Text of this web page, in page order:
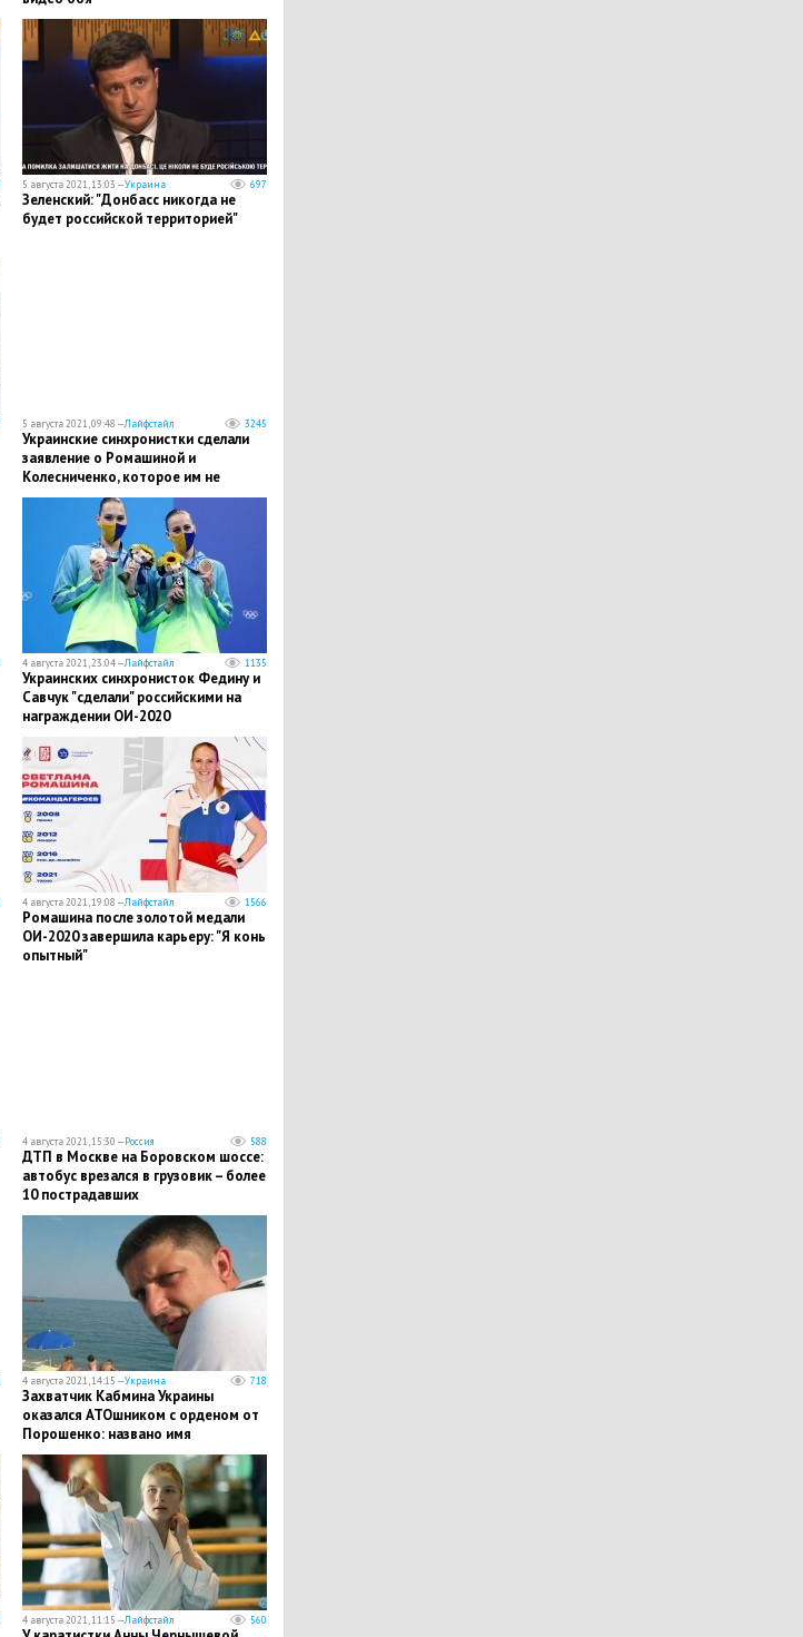
5 августа 2021, 13:03 —Украина 697
Зеленский: "Донбасс никогда не
будет российской территорией"
5 августа 2021, 09:48 —Лайфстайл 3245
Украинские синхронистки сделали
заявление о Ромашиной и
Колесниченко, которое им не
простят на родине
4 августа 2021, 23:04 —Лайфстайл 1135
Украинских синхронисток Федину и
Савчук "сделали" российскими на
награждении ОИ-2020
4 августа 2021, 19:08 —Лайфстайл 1566
Ромашина после золотой медали
ОИ-2020 завершила карьеру: "Я конь
опытный"
4 августа 2021, 15:30 —Россия 588
ДТП в Москве на Боровском шоссе:
автобус врезался в грузовик – более
10 пострадавших
4 августа 2021, 14:15 —Украина 718
Захватчик Кабмина Украины
оказался АТОшником с орденом от
Порошенко: названо имя
4 августа 2021, 11:15 —Лайфстайл 560